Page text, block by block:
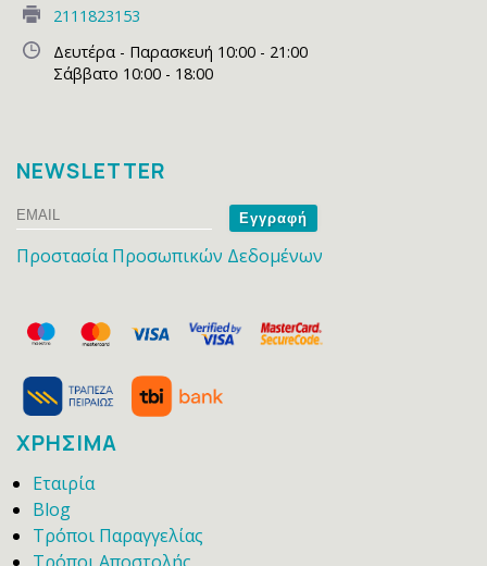
2111823153
Δευτέρα - Παρασκευή 10:00 - 21:00
Σάββατο 10:00 - 18:00
NEWSLETTER
Email
Name
Προστασία Προσωπικών Δεδομένων
ΧΡΗΣΙΜΑ
Εταιρία
Blog
Τρόποι Παραγγελίας